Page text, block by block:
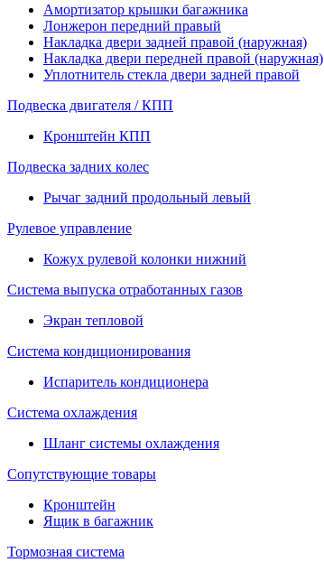
Амортизатор крышки багажника
Лонжерон передний правый
Накладка двери задней правой (наружная)
Накладка двери передней правой (наружная)
Уплотнитель стекла двери задней правой
Подвеска двигателя / КПП
Кронштейн КПП
Подвеска задних колес
Рычаг задний продольный левый
Рулевое управление
Кожух рулевой колонки нижний
Система выпуска отработанных газов
Экран тепловой
Система кондиционирования
Испаритель кондиционера
Система охлаждения
Шланг системы охлаждения
Сопутствующие товары
Кронштейн
Ящик в багажник
Тормозная система